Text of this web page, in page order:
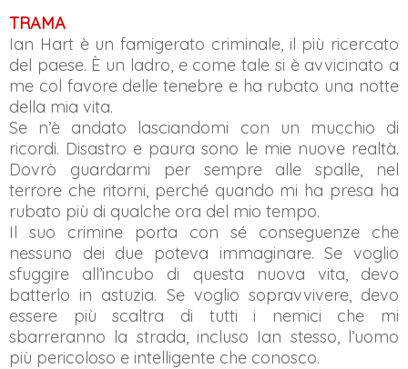
TRAMA
Ian Hart è un famigerato criminale, il più ricercato
del paese. È un ladro, e come tale si è avvicinato a
me col favore delle tenebre e ha rubato una notte
della mia vita.
Se n’è andato lasciandomi con un mucchio di
ricordi. Disastro e paura sono le mie nuove realtà.
Dovrò guardarmi per sempre alle spalle, nel
terrore che ritorni, perché quando mi ha presa ha
rubato più di qualche ora del mio tempo.
Il suo crimine porta con sé conseguenze che
nessuno dei due poteva immaginare. Se voglio
sfuggire all’incubo di questa nuova vita, devo
batterlo in astuzia. Se voglio sopravvivere, devo
essere più scaltra di tutti i nemici che mi
sbarreranno la strada, incluso Ian stesso, l’uomo
più pericoloso e intelligente che conosco.